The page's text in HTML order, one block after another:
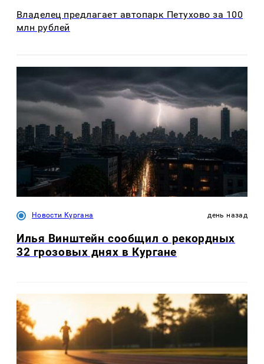
Владелец предлагает автопарк Петухово за 100
млн рублей
Новости Кургана день назад
Илья Винштейн сообщил о рекордных
32 грозовых днях в Кургане